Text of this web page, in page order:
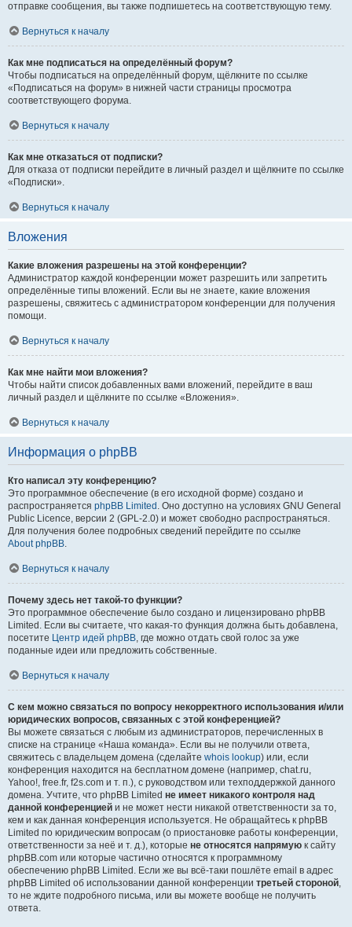
отправке сообщения, вы также подпишетесь на соответствующую тему.
Вернуться к началу
Как мне подписаться на определённый форум?
Чтобы подписаться на определённый форум, щёлкните по ссылке
«Подписаться на форум» в нижней части страницы просмотра
соответствующего форума.
Вернуться к началу
Как мне отказаться от подписки?
Для отказа от подписки перейдите в личный раздел и щёлкните по ссылке
«Подписки».
Вернуться к началу
Вложения
Какие вложения разрешены на этой конференции?
Администратор каждой конференции может разрешить или запретить
определённые типы вложений. Если вы не знаете, какие вложения
разрешены, свяжитесь с администратором конференции для получения
помощи.
Вернуться к началу
Как мне найти мои вложения?
Чтобы найти список добавленных вами вложений, перейдите в ваш
личный раздел и щёлкните по ссылке «Вложения».
Вернуться к началу
Информация о phpBB
Кто написал эту конференцию?
Это программное обеспечение (в его исходной форме) создано и
распространяется phpBB Limited . Оно доступно на условиях GNU General
Public Licence, версии 2 (GPL-2.0) и может свободно распространяться.
Для получения более подробных сведений перейдите по ссылке
About phpBB.
Вернуться к началу
Почему здесь нет такой-то функции?
Это программное обеспечение было создано и лицензировано phpBB
Limited. Если вы считаете, что какая-то функция должна быть добавлена,
посетите Центр идей phpBB, где можно отдать свой голос за уже
поданные идеи или предложить собственные.
Вернуться к началу
С кем можно связаться по вопросу некорректного использования и/или
юридических вопросов, связанных с этой конференцией?
Вы можете связаться с любым из администраторов, перечисленных в
списке на странице «Наша команда». Если вы не получили ответа,
свяжитесь с владельцем домена (сделайте whois lookup) или, если
конференция находится на бесплатном домене (например, chat.ru,
Yahoo!, free.fr, f2s.com и т. п.), с руководством или техподдержкой данного
домена. Учтите, что phpBB Limited не имеет никакого контроля над
данной конференцией и не может нести никакой ответственности за то,
кем и как данная конференция используется. Не обращайтесь к phpBB
Limited по юридическим вопросам (о приостановке работы конференции,
ответственности за неё и т. д.), которые не относятся напрямую к сайту
phpBB.com или которые частично относятся к программному
обеспечению phpBB Limited. Если же вы всё-таки пошлёте email в адрес
phpBB Limited об использовании данной конференции третьей стороной,
то не ждите подробного письма, или вы можете вообще не получить
ответа.